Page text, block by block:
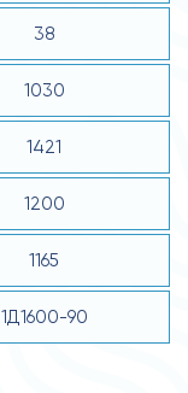
38
1030
1421
1200
1165
1Д1600-90